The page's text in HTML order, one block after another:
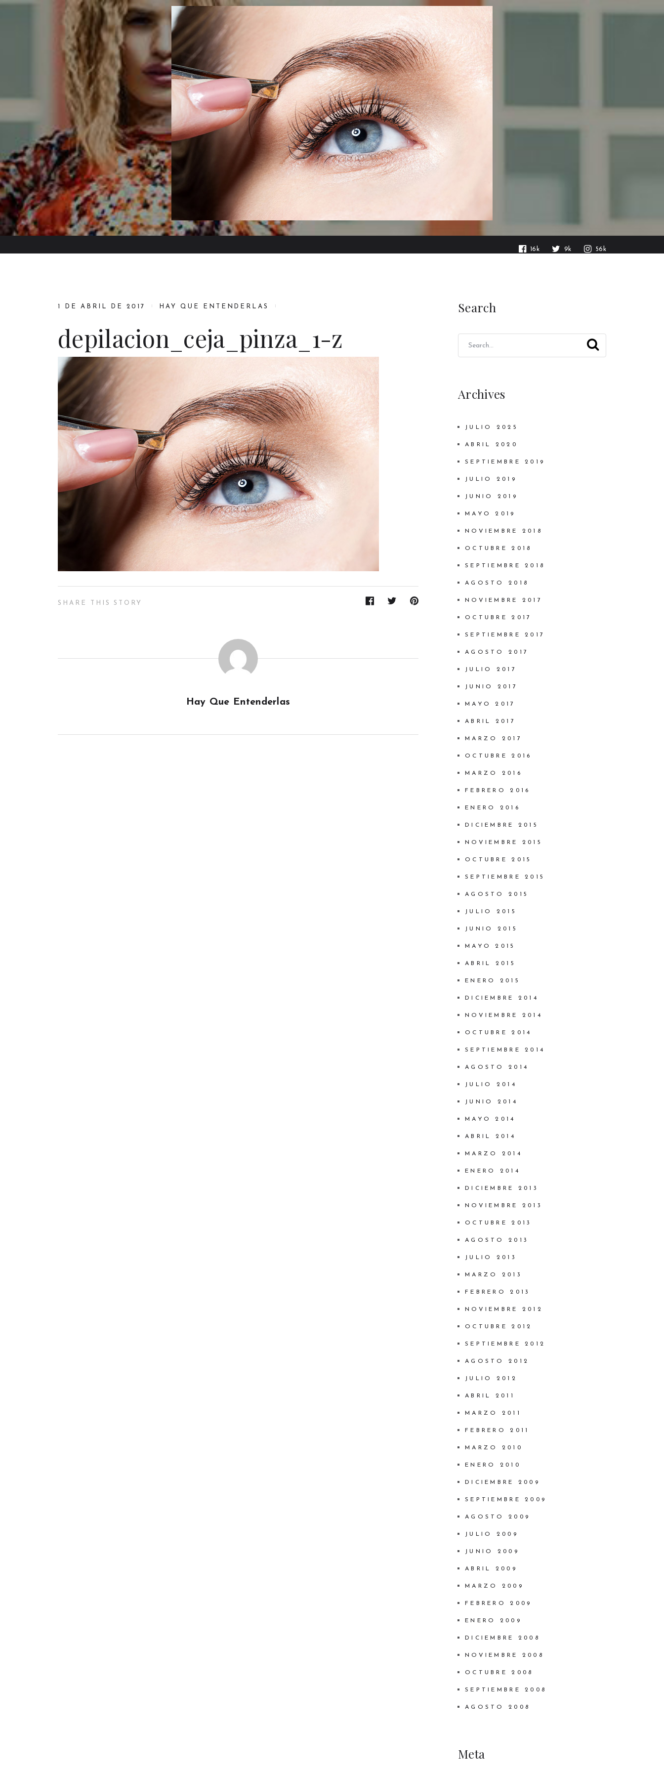
16k 9k 56k
1 DE ABRIL DE 2017 HAY QUE ENTENDERLAS
depilacion_ceja_pinza_1-z
SHARE THIS STORY
Hay Que Entenderlas
Search
Archives
JULIO 2025
ABRIL 2020
SEPTIEMBRE 2019
JULIO 2019
JUNIO 2019
MAYO 2019
NOVIEMBRE 2018
OCTUBRE 2018
SEPTIEMBRE 2018
AGOSTO 2018
NOVIEMBRE 2017
OCTUBRE 2017
SEPTIEMBRE 2017
AGOSTO 2017
JULIO 2017
JUNIO 2017
MAYO 2017
ABRIL 2017
MARZO 2017
OCTUBRE 2016
MARZO 2016
FEBRERO 2016
ENERO 2016
DICIEMBRE 2015
NOVIEMBRE 2015
OCTUBRE 2015
SEPTIEMBRE 2015
AGOSTO 2015
JULIO 2015
JUNIO 2015
MAYO 2015
ABRIL 2015
ENERO 2015
DICIEMBRE 2014
NOVIEMBRE 2014
OCTUBRE 2014
SEPTIEMBRE 2014
AGOSTO 2014
JULIO 2014
JUNIO 2014
MAYO 2014
ABRIL 2014
MARZO 2014
ENERO 2014
DICIEMBRE 2013
NOVIEMBRE 2013
OCTUBRE 2013
AGOSTO 2013
JULIO 2013
MARZO 2013
FEBRERO 2013
NOVIEMBRE 2012
OCTUBRE 2012
SEPTIEMBRE 2012
AGOSTO 2012
JULIO 2012
ABRIL 2011
MARZO 2011
FEBRERO 2011
MARZO 2010
ENERO 2010
DICIEMBRE 2009
SEPTIEMBRE 2009
AGOSTO 2009
JULIO 2009
JUNIO 2009
ABRIL 2009
MARZO 2009
FEBRERO 2009
ENERO 2009
DICIEMBRE 2008
NOVIEMBRE 2008
OCTUBRE 2008
SEPTIEMBRE 2008
AGOSTO 2008
Meta